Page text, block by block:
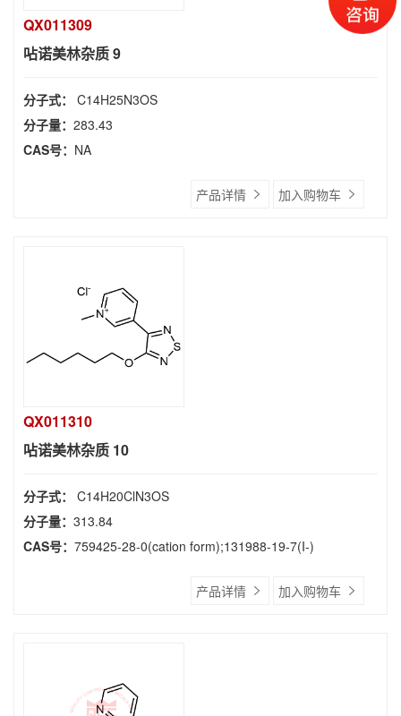
QX011309
呫诺美林杂质 9
分子式： C14H25N3OS
分子量： 283.43
CAS号： NA
产品详情 加入购物车
QX011310
呫诺美林杂质 10
分子式： C14H20ClN3OS
分子量： 313.84
CAS号： 759425-28-0(cation form);131988-19-7(I-)
产品详情 加入购物车